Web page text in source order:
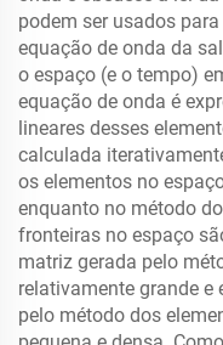
podem ser usados
equação de onda da
o espaço (e o tempo)
equação de onda é
lineares desses
calculada
os elementos no
enquanto no método
fronteiras no espaço
matriz gerada pelo
relativamente grande e
pelo método dos